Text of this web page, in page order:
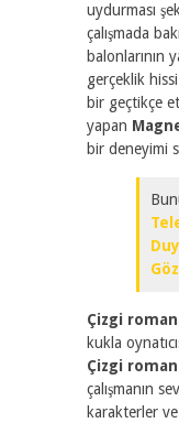
uydurması
çalışmada
balonlarının
gerçeklik
bir geçtikçe
yapan
bir deneyimi
Çizgi
kukla
Çizgi roman
çalışmanın
karakterler ve